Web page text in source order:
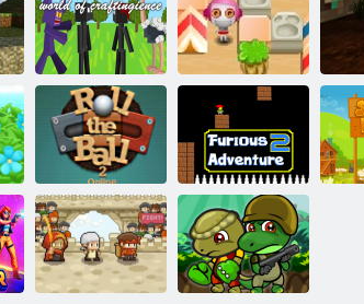
Bloķēt
amatnieku 3D
Ekstrēmā
pikseļu pistoles
apokalipse 3
Stickman
amatniecības
pasaulē
Bomb to
Rullējiet bumbu
2 tiešsaistē
Nikns
piedzīvojums 2